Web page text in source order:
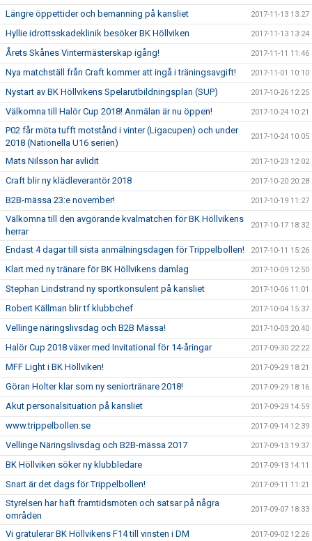
Längre öppettider och bemanning på kansliet 2017-11-13 13:27
Hyllie idrottsskadeklinik besöker BK Höllviken 2017-11-13 13:24
Årets Skånes Vintermästerskap igång! 2017-11-11 11:46
Nya matchställ från Craft kommer att ingå i träningsavgift! 2017-11-01 10:10
Nystart av BK Höllvikens Spelarutbildningsplan (SUP) 2017-10-26 12:25
Välkomna till Halör Cup 2018! Anmälan är nu öppen! 2017-10-24 10:21
P02 får möta tufft motstånd i vinter (Ligacupen) och under
2018 (Nationella U16 serien)
2017-10-24 10:05
Mats Nilsson har avlidit 2017-10-23 12:02
Craft blir ny klädleverantör 2018 2017-10-20 20:28
B2B-mässa 23:e november! 2017-10-19 11:27
Välkomna till den avgörande kvalmatchen för BK Höllvikens
herrar
2017-10-17 18:32
Endast 4 dagar till sista anmälningsdagen för Trippelbollen! 2017-10-11 15:26
Klart med ny tränare för BK Höllvikens damlag 2017-10-09 12:50
Stephan Lindstrand ny sportkonsulent på kansliet 2017-10-06 11:01
Robert Källman blir tf klubbchef 2017-10-04 15:37
Vellinge näringslivsdag och B2B Mässa! 2017-10-03 20:40
Halör Cup 2018 växer med Invitational för 14-åringar 2017-09-30 22:22
MFF Light i BK Höllviken! 2017-09-29 18:21
Göran Holter klar som ny seniortränare 2018! 2017-09-29 18:16
Akut personalsituation på kansliet 2017-09-29 14:59
www.trippelbollen.se 2017-09-14 12:39
Vellinge Näringslivsdag och B2B-mässa 2017 2017-09-13 19:37
BK Höllviken söker ny klubbledare 2017-09-13 14:11
Snart är det dags för Trippelbollen! 2017-09-11 11:21
Styrelsen har haft framtidsmöten och satsar på några
områden
2017-09-07 18:33
Vi gratulerar BK Höllvikens F14 till vinsten i DM 2017-09-02 12:26